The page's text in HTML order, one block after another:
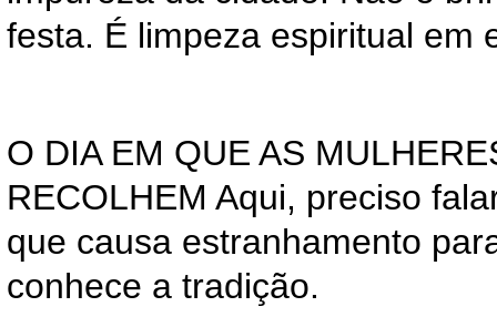
festa. É limpeza espiritual em
O DIA EM QUE AS
RECOLHEM Aqui, preciso
que causa estranhamento
conhece a tradição.